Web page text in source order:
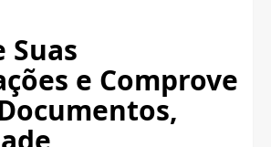
Suas
e Comprove